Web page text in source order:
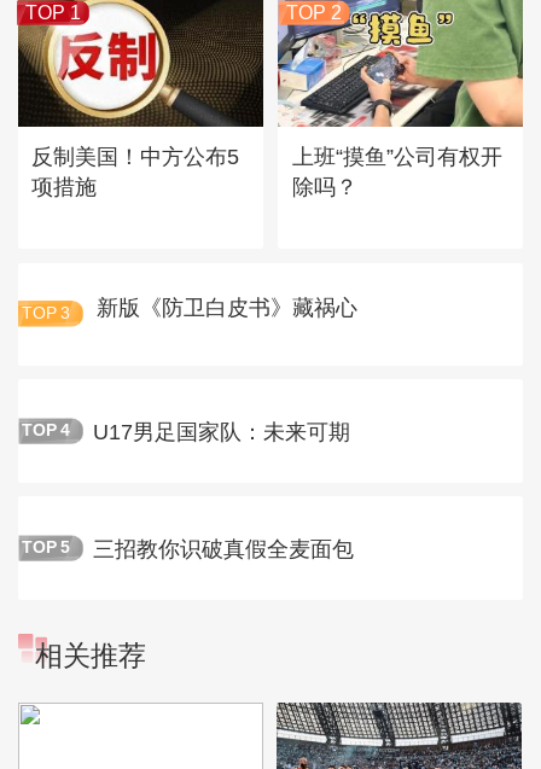
TOP 1
反制美国！中方公布5
项措施
TOP 2
上班“摸鱼”公司有权开
除吗？
TOP 3 新版《防卫白皮书》藏祸心
TOP 4 U17男足国家队：未来可期
TOP 5 三招教你识破真假全麦面包
相关推荐